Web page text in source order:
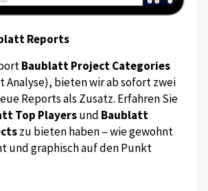
Reports
Baublatt Project Categories
Analyse), bieten wir ab sofort zwei
Reports als Zusatz. Erfahren Sie
Top Playersund Baublatt
zu bieten haben – wie gewohnt
und graphisch auf den Punkt